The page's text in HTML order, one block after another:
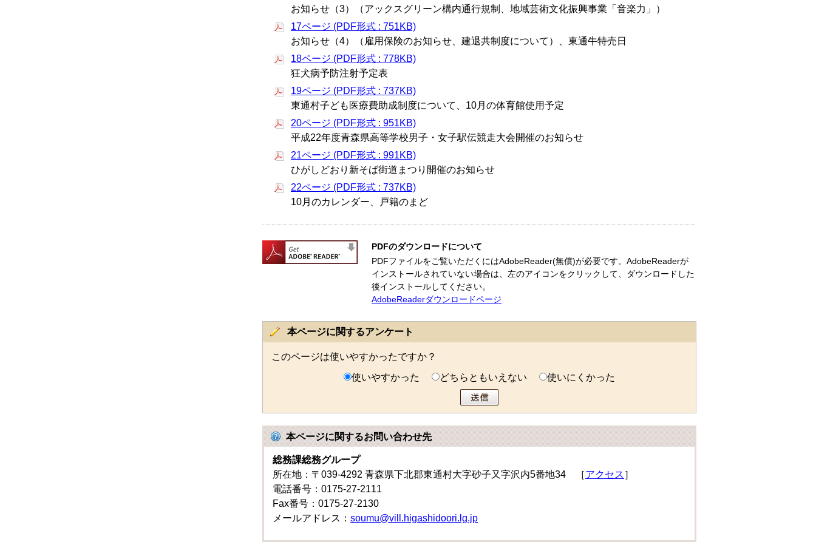
お知らせ（3）（アックスグリーン構内通行規制、地域芸術文化振興事業「音楽力」）
17ページ (PDF形式 : 751KB)
お知らせ（4）（雇用保険のお知らせ、建退共制度について）、東通牛特売日
18ページ (PDF形式 : 778KB)
狂犬病予防注射予定表
19ページ (PDF形式 : 737KB)
東通村子ども医療費助成制度について、10月の体育館使用予定
20ページ (PDF形式 : 951KB)
平成22年度青森県高等学校男子・女子駅伝競走大会開催のお知らせ
21ページ (PDF形式 : 991KB)
ひがしどおり新そば街道まつり開催のお知らせ
22ページ (PDF形式 : 737KB)
10月のカレンダー、戸籍のまど
PDFのダウンロードについて
PDFファイルをご覧いただくにはAdobeReader(無償)が必要です。AdobeReaderが
インストールされていない場合は、左のアイコンをクリックして、ダウンロードした
後インストールしてください。
AdobeReaderダウンロードページ
本ページに関するアンケート
このページは使いやすかったですか？
使いやすかった
どちらともいえない 使いにくかった
本ページに関するお問い合わせ先
総務課総務グループ
所在地：〒039-4292 青森県下北郡東通村大字砂子又字沢内5番地34 ［アクセス ］
電話番号：0175-27-2111
Fax番号：0175-27-2130
メールアドレス： soumu@vill.higashidoori.lg.jp